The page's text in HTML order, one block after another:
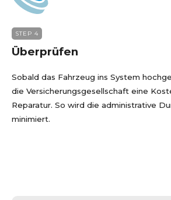
STEP 4
Überprüfen
Sobald das Fahrzeug ins System
die Versicherungsgesellschaft eine
Reparatur. So wird die administrative
minimiert.